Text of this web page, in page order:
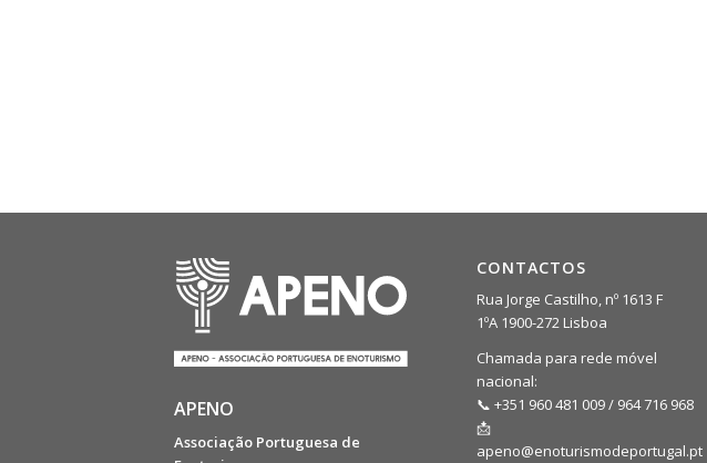
APENO
Associação Portuguesa de
CONTACTOS
Rua Jorge Castilho, nº 1613 F
1ºA 1900-272 Lisboa
Chamada para rede móvel
nacional:
📞 +351 960 481 009 / 964 716 968
📩
apeno@enoturismodeportugal.pt